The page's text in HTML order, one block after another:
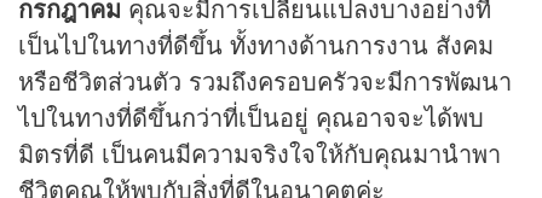
กรกฎาคม คุณจะมีการเปลี่ยนแปลงบางอย่างที่
เป็นไปในทางที่ดีขึ้น ทั้งทางด้านการงาน สังคม
หรือชีวิตส่วนตัว รวมถึงครอบครัวจะมีการพัฒนา
ไปในทางที่ดีขึ้นกว่าที่เป็นอยู่ คุณอาจจะได้พบ
มิตรที่ดี เป็นคนมีความจริงใจให้กับคุณมานำพา
ชีวิตคุณให้พบกับสิ่งที่ดีในอนาคตค่ะ